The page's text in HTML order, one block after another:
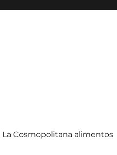
La Cosmopolitana alimentos